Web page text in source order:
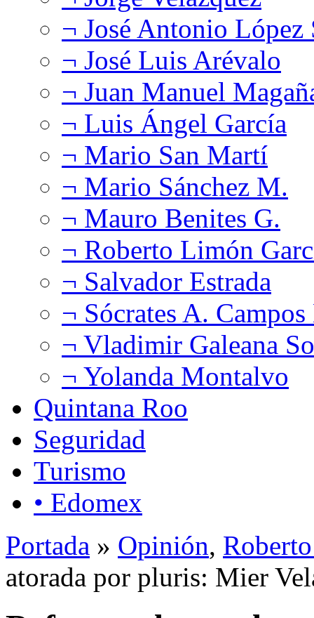
¬ José Antonio López
¬ José Luis Arévalo
¬ Juan Manuel
¬ Luis Ángel García
¬ Mario San Martí
¬ Mario Sánchez M.
¬ Mauro Benites G.
¬ Roberto Limón
¬ Salvador Estrada
¬ Sócrates A.
¬ Vladimir Galeana
¬ Yolanda Montalvo
Quintana Roo
Seguridad
Turismo
• Edomex
Portada » Opinión,
atorada por pluris: Mier